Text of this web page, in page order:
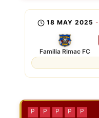
18 MAY 2025 -
Familia Rimac FC
P P P P P